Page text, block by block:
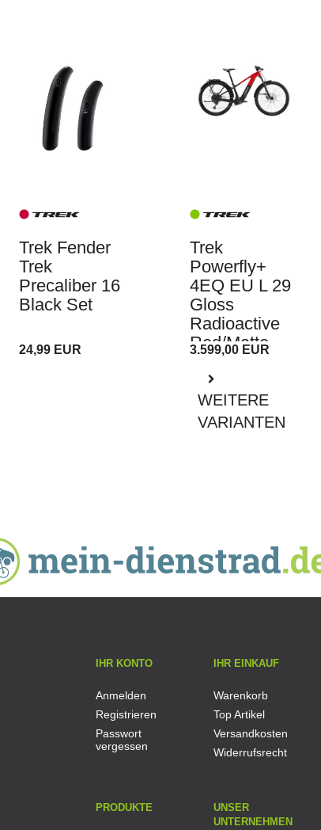
Trek Fender
Trek
Precaliber 16
Black Set
24,99 EUR
Trek
Powerfly+
4EQ EU L 29
Gloss
Radioactive
Red/Matte
3.599,00 EUR
WEITERE
VARIANTEN
IHR KONTO
Anmelden
Registrieren
Passwort
vergessen
IHR EINKAUF
Warenkorb
Top Artikel
Versandkosten
Widerrufsrecht
PRODUKTE
UNSER
UNTERNEHMEN